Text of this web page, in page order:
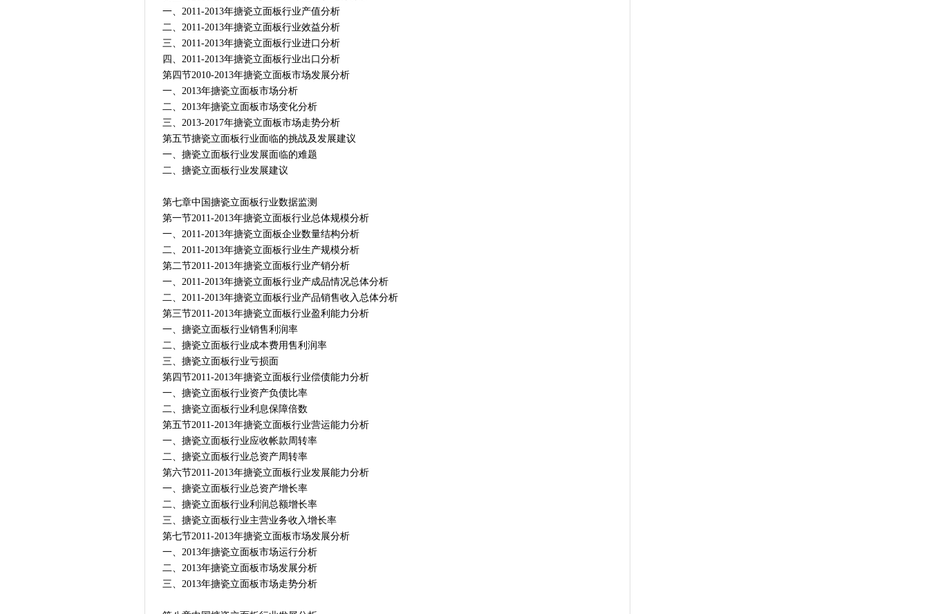
一、2011-2013年搪瓷立面板行业产值分析
二、2011-2013年搪瓷立面板行业效益分析
三、2011-2013年搪瓷立面板行业进口分析
四、2011-2013年搪瓷立面板行业出口分析
第四节2010-2013年搪瓷立面板市场发展分析
一、2013年搪瓷立面板市场分析
二、2013年搪瓷立面板市场变化分析
三、2013-2017年搪瓷立面板市场走势分析
第五节搪瓷立面板行业面临的挑战及发展建议
一、搪瓷立面板行业发展面临的难题
二、搪瓷立面板行业发展建议
第七章中国搪瓷立面板行业数据监测
第一节2011-2013年搪瓷立面板行业总体规模分析
一、2011-2013年搪瓷立面板企业数量结构分析
二、2011-2013年搪瓷立面板行业生产规模分析
第二节2011-2013年搪瓷立面板行业产销分析
一、2011-2013年搪瓷立面板行业产成品情况总体分析
二、2011-2013年搪瓷立面板行业产品销售收入总体分析
第三节2011-2013年搪瓷立面板行业盈利能力分析
一、搪瓷立面板行业销售利润率
二、搪瓷立面板行业成本费用售利润率
三、搪瓷立面板行业亏损面
第四节2011-2013年搪瓷立面板行业偿债能力分析
一、搪瓷立面板行业资产负债比率
二、搪瓷立面板行业利息保障倍数
第五节2011-2013年搪瓷立面板行业营运能力分析
一、搪瓷立面板行业应收帐款周转率
二、搪瓷立面板行业总资产周转率
第六节2011-2013年搪瓷立面板行业发展能力分析
一、搪瓷立面板行业总资产增长率
二、搪瓷立面板行业利润总额增长率
三、搪瓷立面板行业主营业务收入增长率
第七节2011-2013年搪瓷立面板市场发展分析
一、2013年搪瓷立面板市场运行分析
二、2013年搪瓷立面板市场发展分析
三、2013年搪瓷立面板市场走势分析